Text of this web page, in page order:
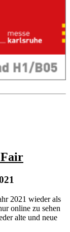
2021 wieder als
online zu sehen
alte und neue